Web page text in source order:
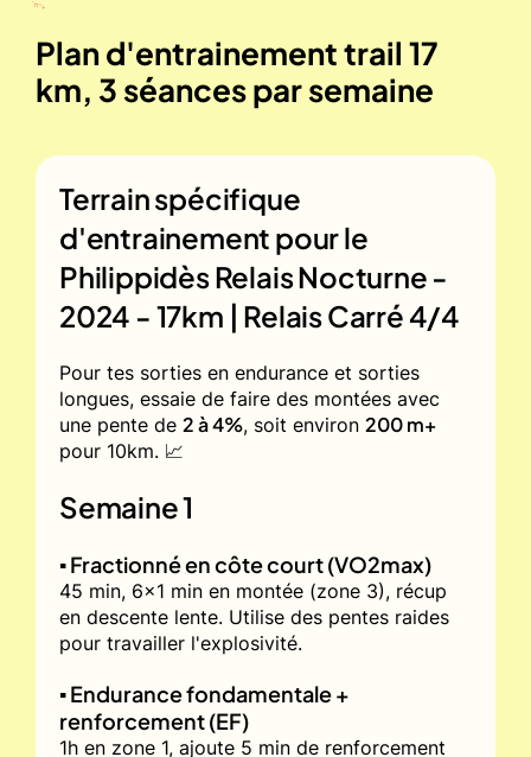
Plan d'entrainement trail 17
km, 3 séances par semaine
Terrain spécifique
d'entrainement pour le
Philippidès Relais Nocturne -
2024 - 17km | Relais Carré 4/4
Pour tes sorties en endurance et sorties
longues, essaie de faire des montées avec
une pente de 2 à 4%, soit environ 200 m+
pour 10km. 📈
Semaine 1
▪️ Fractionné en côte court (VO2max)
45 min, 6x1 min en montée (zone 3), récup
en descente lente. Utilise des pentes raides
pour travailler l'explosivité.
▪️ Endurance fondamentale +
renforcement (EF)
1h en zone 1, ajoute 5 min de renforcement